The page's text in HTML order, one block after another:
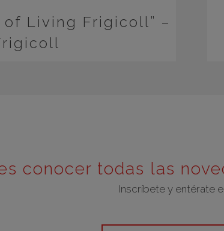
of Living Frigicoll” –
conocer todas las
Inscríbete y entérate